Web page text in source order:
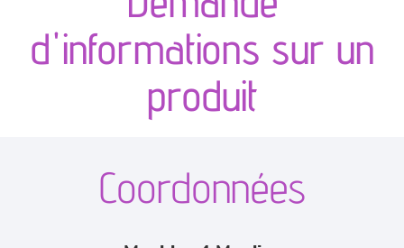
canapés et fauteuils
séjours
meubles de complément
chambres et dressing
d'informations sur un
produit
Coordonnées